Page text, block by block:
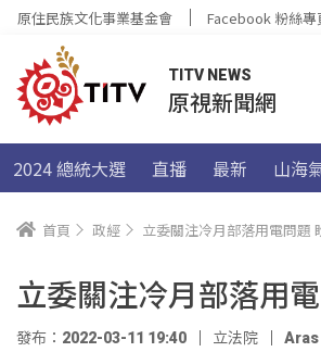
原住民族文化事業基金會 Facebook 粉絲專
TITV NEWS
原視新聞網
2024 總統大選 直播 最新 山海
首頁 政經 立委關注冷月部落用電問題
立委關注冷月部落用
發布：2022-03-11 19:40 立法院 Aras